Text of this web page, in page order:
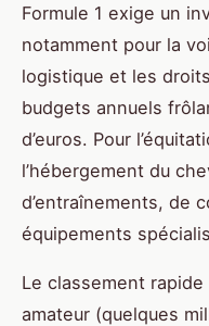
Formule 1 exige un
notamment pour la
logistique et les
budgets annuels
d’euros. Pour
l’hébergement du
d’entraînements, de
équipements
Le classement
amateur (quelques